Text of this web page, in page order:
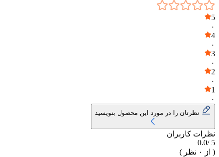
5
۰
4
۰
3
۰
2
۰
1
۰
نظرتان را در مورد این محصول بنویسید
نظرات کاربران
5 /
0.0
( از
۰ نظر )